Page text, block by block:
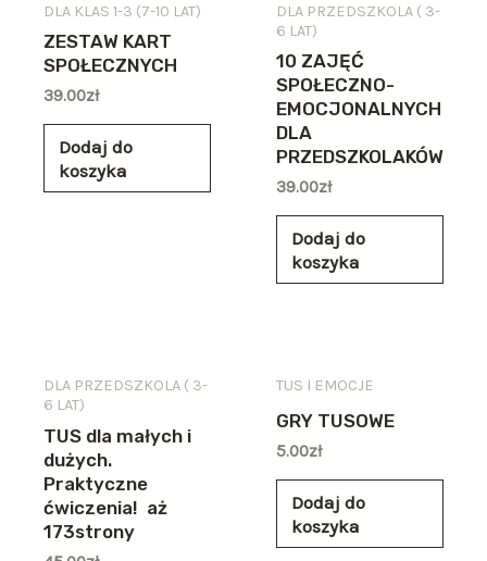
DLA KLAS 1-3 (7-10 LAT)
ZESTAW KART
SPOŁECZNYCH
39.00zł
Dodaj do
koszyka
DLA PRZEDSZKOLA ( 3-
6 LAT)
10 ZAJĘĆ
SPOŁECZNO-
EMOCJONALNYCH
DLA
PRZEDSZKOLAKÓW
39.00zł
Dodaj do
koszyka
DLA PRZEDSZKOLA ( 3-
6 LAT)
TUS dla małych i
dużych.
Praktyczne
ćwiczenia! aż
173strony
TUS I EMOCJE
GRY TUSOWE
5.00zł
Dodaj do
koszyka